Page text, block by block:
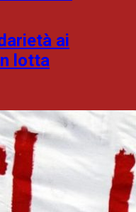
ai
lotta